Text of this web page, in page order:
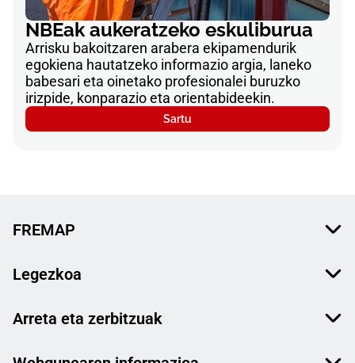
NBEak aukeratzeko eskuliburua
Arrisku bakoitzaren arabera ekipamendurik
egokiena hautatzeko informazio argia, laneko
babesari eta oinetako profesionalei buruzko
irizpide, konparazio eta orientabideekin.
Sartu
FREMAP
Legezkoa
Arreta eta zerbitzuak